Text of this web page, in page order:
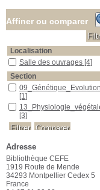
Affiner ou comparer
Localisation
Salle des ouvrages
Salle des ouvrages [4]
Section
09_Génétique_Evolution
09_Génétique_Evolution
[1]
13_Physiologie_végétale
[3]
Adresse
Bibliothèque CEFE
1919 Route de Mende
34293 Montpellier Cedex 5
France